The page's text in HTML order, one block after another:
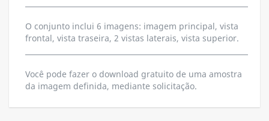
O conjunto inclui 6 imagens: imagem principal, vista
frontal, vista traseira, 2 vistas laterais, vista superior.
Você pode fazer o download gratuito de uma amostra
da imagem definida, mediante solicitação.